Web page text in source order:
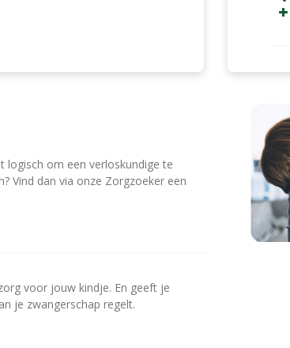
logisch om een verloskundige te
Vind dan via onze Zorgzoeker een
voor jouw kindje. En geeft je
je zwangerschap regelt.